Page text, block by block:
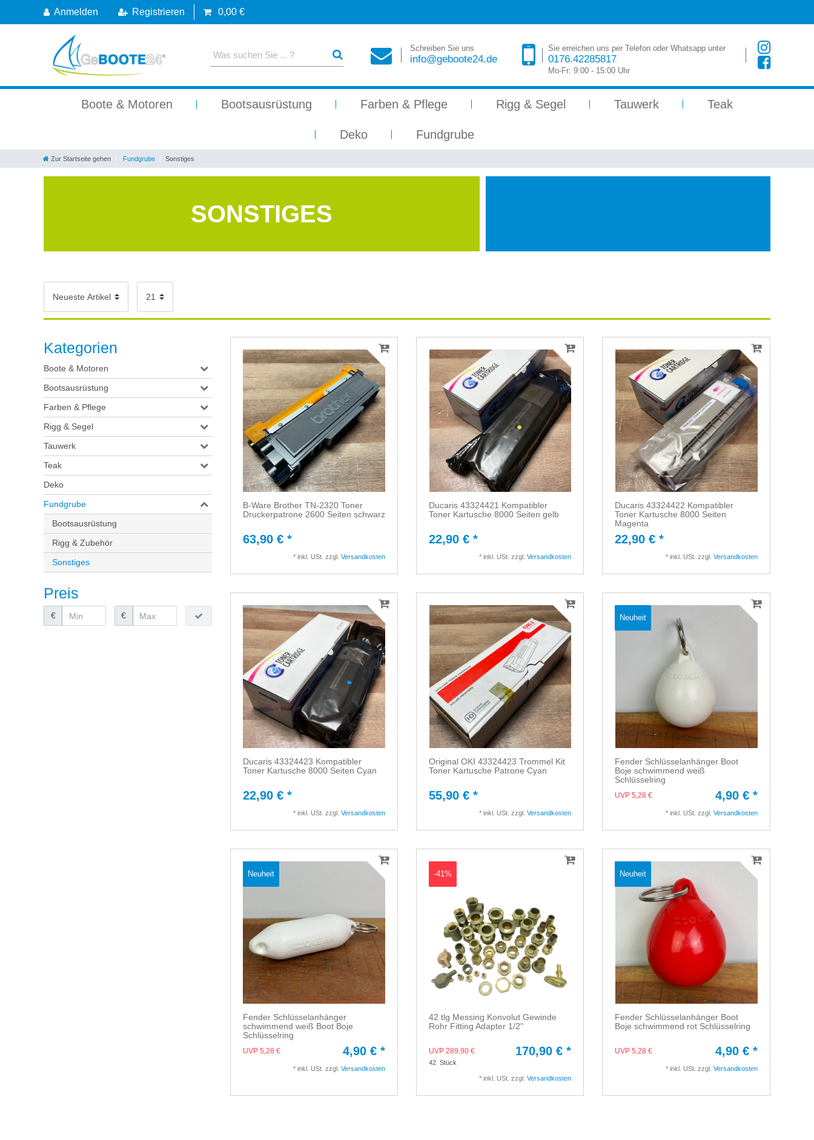
Anmelden Registrieren 0,00 €
Schreiben Sie uns
info@geboote24.de
Sie erreichen uns per Telefon oder Whatsapp unter
0176.42285817
Mo-Fr: 9:00 - 15:00 Uhr
Boote & Motoren Bootsausrüstung Farben & Pflege Rigg & Segel Tauwerk Teak
Deko Fundgrube
Zur Startseite gehen Fundgrube Sonstiges
SONSTIGES
Kategorien
Boote & Motoren
Bootsausrüstung
Farben & Pflege
Rigg & Segel
Tauwerk
Teak
Deko
Fundgrube
Bootsausrüstung
Rigg & Zubehör
Sonstiges
Preis
€ €
B-Ware Brother TN-2320 Toner
Druckerpatrone 2600 Seiten schwarz
63,90 € *
* inkl. USt. zzgl. Versandkosten
Ducaris 43324421 Kompatibler
Toner Kartusche 8000 Seiten gelb
22,90 € *
*inkl. USt. zzgl.Versandkosten
Ducaris 43324422 Kompatibler
Toner Kartusche 8000 Seiten
Magenta
22,90 € *
* inkl. USt. zzgl. Versandkosten
Ducaris 43324423 Kompatibler
Toner Kartusche 8000 Seiten Cyan
22,90 € *
* inkl. USt. zzgl. Versandkosten
Original OKI 43324423 Trommel Kit
Toner Kartusche Patrone Cyan
55,90 € *
*inkl. USt. zzgl.Versandkosten
Neuheit
Fender Schlüsselanhänger Boot
Boje schwimmend weiß
Schlüsselring
UVP 5,28 € 4,90 € *
* inkl. USt. zzgl. Versandkosten
Neuheit
Fender Schlüsselanhänger
schwimmend weiß Boot Boje
Schlüsselring
UVP 5,28 € 4,90 € *
* inkl. USt. zzgl. Versandkosten
-41%
42 tlg Messing Konvolut Gewinde
Rohr Fitting Adapter 1/2"
UVP 289,90 € 170,90 € *
42 Stück
*inkl. USt. zzgl.Versandkosten
Neuheit
Fender Schlüsselanhänger Boot
Boje schwimmend rot Schlüsselring
UVP 5,28 € 4,90 € *
* inkl. USt. zzgl. Versandkosten